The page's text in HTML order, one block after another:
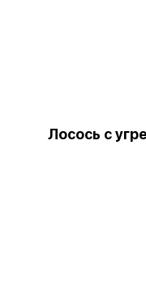
Лосось с